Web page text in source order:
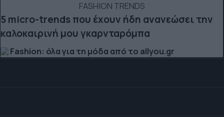
FASHION TRENDS
5 micro-trends που έχουν ήδη ανανεώσει την
καλοκαιρινή μου γκαρνταρόμπα
Fashion: όλα για τη μόδα από το allyou.gr